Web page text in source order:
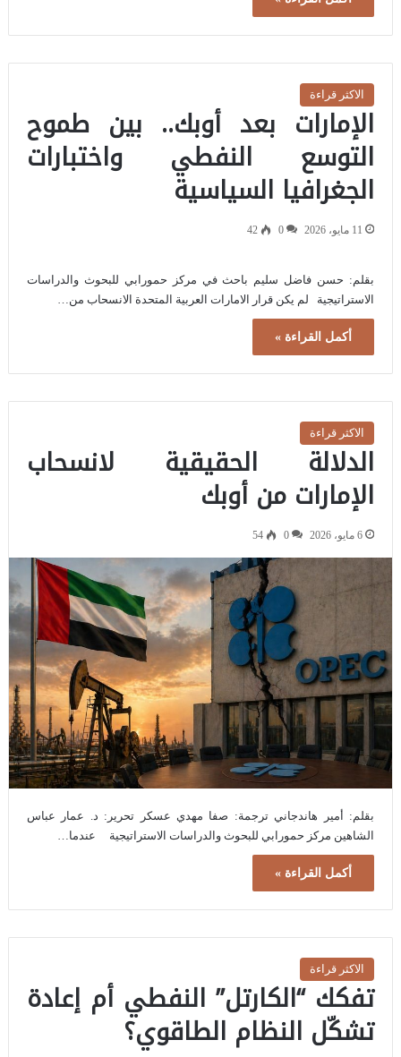
الاكثر قراءة
الإمارات بعد أوبك.. بين طموح
التوسع النفطي واختبارات
الجغرافيا السياسية
11 مايو، 2026 0
42
بقلم: حسن فاضل سليم باحث في مركز حمورابي للبحوث والدراسات
الاستراتيجية لم يكن قرار الامارات العربية المتحدة الانسحاب من…
أكمل القراءة »
الاكثر قراءة
الدلالة الحقيقية لانسحاب
الإمارات من أوبك
6 مايو، 2026 0
54
بقلم: أمير هاندجاني ترجمة: صفا مهدي عسكر تحرير: د. عمار عباس
الشاهين مركز حمورابي للبحوث والدراسات الاستراتيجية عندما…
أكمل القراءة »
الاكثر قراءة
تفكك “الكارتل” النفطي أم إعادة
تشكّل النظام الطاقوي؟